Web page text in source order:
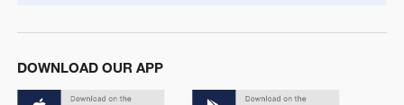
DOWNLOAD OUR APP